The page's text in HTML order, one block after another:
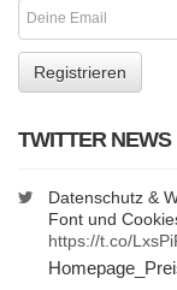
TWITTER NEWS
Datenschutz &
Font und
https://t.co/